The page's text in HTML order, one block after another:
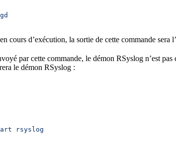
cours d’exécution, la sortie de cette commande
par cette commande, le démon RSyslog n’est
le démon RSyslog :
rsyslog